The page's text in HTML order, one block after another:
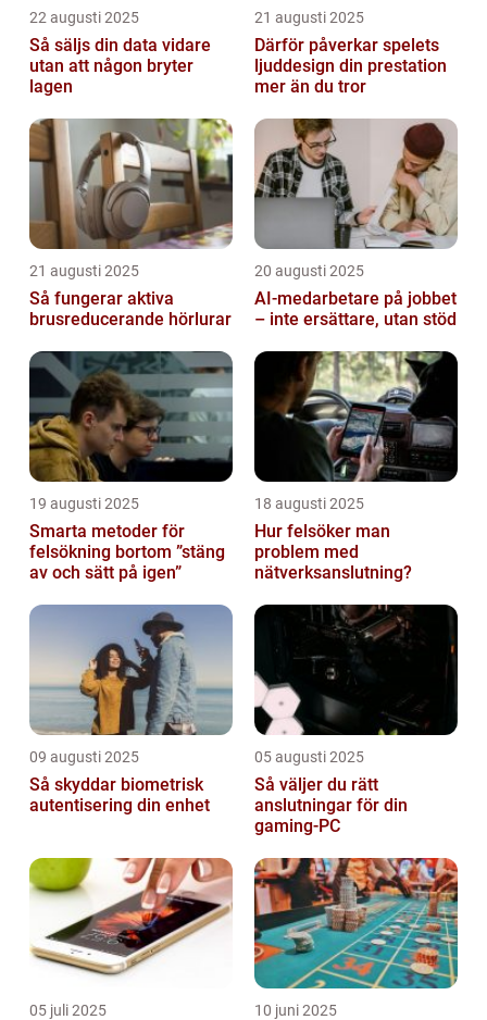
22 augusti 2025
Så säljs din data vidare
utan att någon bryter
lagen
21 augusti 2025
Därför påverkar spelets
ljuddesign din prestation
mer än du tror
21 augusti 2025
Så fungerar aktiva
brusreducerande hörlurar
20 augusti 2025
AI‑medarbetare på jobbet
– inte ersättare, utan stöd
19 augusti 2025
Smarta metoder för
felsökning bortom ”stäng
av och sätt på igen”
18 augusti 2025
Hur felsöker man
problem med
nätverksanslutning?
09 augusti 2025
Så skyddar biometrisk
autentisering din enhet
05 augusti 2025
Så väljer du rätt
anslutningar för din
gaming-PC
05 juli 2025 10 juni 2025